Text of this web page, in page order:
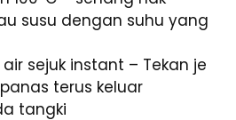
susu dengan suhu yang
sejuk instant – Tekan je
terus keluar
tangki